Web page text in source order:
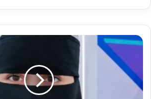
من
ظلال
الغياب
إلى
قمم
العلم…